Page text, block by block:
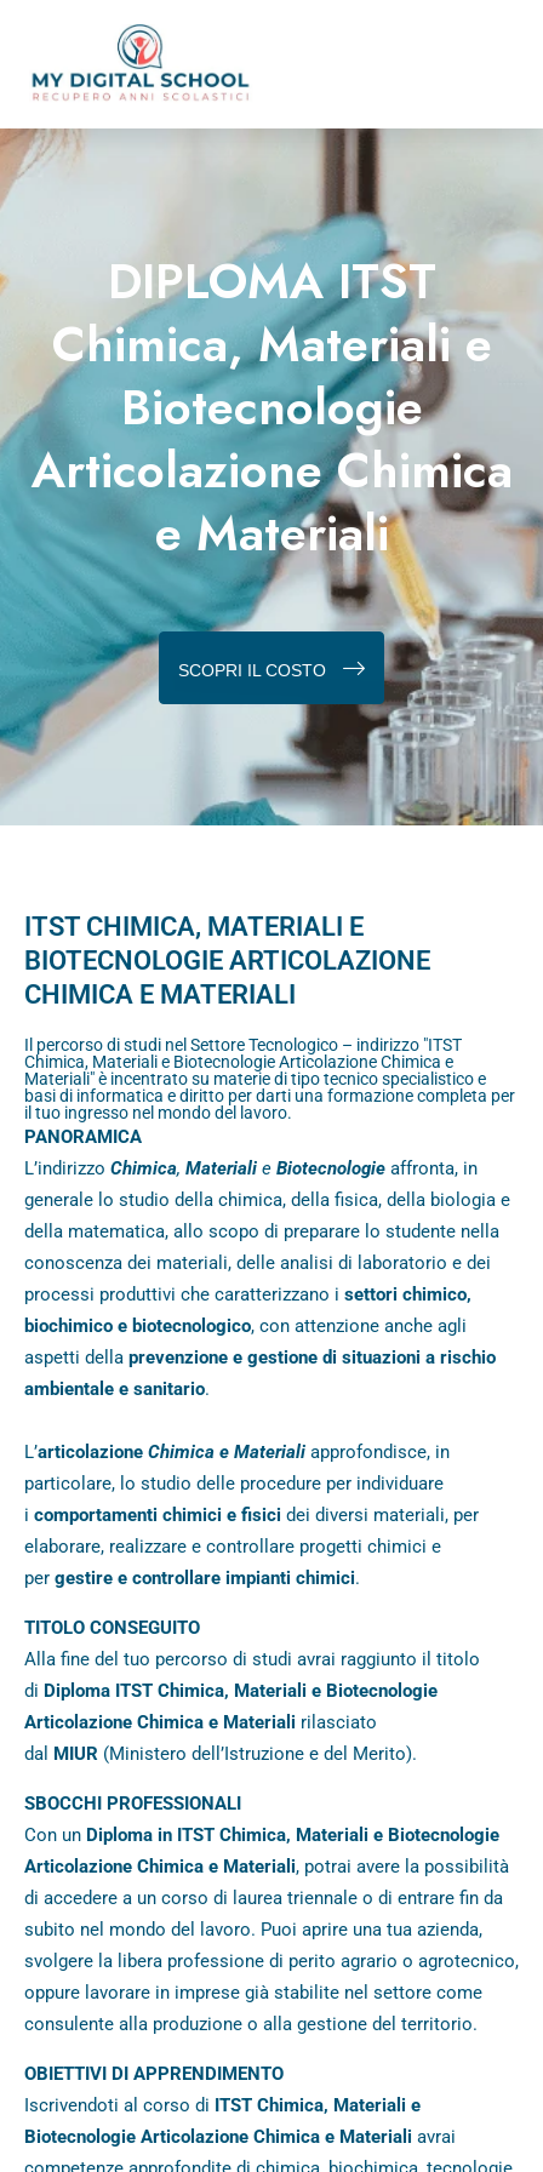
DIPLOMA ITST
Chimica, Materiali e
Biotecnologie
Articolazione Chimica
e Materiali
SCOPRI IL COSTO
ITST CHIMICA, MATERIALI E
BIOTECNOLOGIE ARTICOLAZIONE
CHIMICA E MATERIALI
Il percorso di studi nel Settore Tecnologico – indirizzo "ITST
Chimica, Materiali e Biotecnologie Articolazione Chimica e
Materiali" è incentrato su materie di tipo tecnico specialistico e
basi di informatica e diritto per darti una formazione completa per
il tuo ingresso nel mondo del lavoro.
PANORAMICA
L’indirizzo Chimica, Materiali e Biotecnologie affronta, in
generale lo studio della chimica, della fisica, della biologia e
della matematica, allo scopo di preparare lo studente nella
conoscenza dei materiali, delle analisi di laboratorio e dei
processi produttivi che caratterizzano i settori chimico,
biochimico e biotecnologico, con attenzione anche agli
aspetti della prevenzione e gestione di situazioni a rischio
ambientale e sanitario.
L’articolazione Chimica e Materiali approfondisce, in
particolare, lo studio delle procedure per individuare
i comportamenti chimici e fisici dei diversi materiali, per
elaborare, realizzare e controllare progetti chimici e
per gestire e controllare impianti chimici.
TITOLO CONSEGUITO
Alla fine del tuo percorso di studi avrai raggiunto il titolo
di Diploma ITST Chimica, Materiali e Biotecnologie
Articolazione Chimica e Materiali rilasciato
dal MIUR (Ministero dell’Istruzione e del Merito).
SBOCCHI PROFESSIONALI
Con un Diploma in ITST Chimica, Materiali e Biotecnologie
Articolazione Chimica e Materiali, potrai avere la possibilità
di accedere a un corso di laurea triennale o di entrare fin da
subito nel mondo del lavoro. Puoi aprire una tua azienda,
svolgere la libera professione di perito agrario o agrotecnico,
oppure lavorare in imprese già stabilite nel settore come
consulente alla produzione o alla gestione del territorio.
OBIETTIVI DI APPRENDIMENTO
Iscrivendoti al corso di ITST Chimica, Materiali e
Biotecnologie Articolazione Chimica e Materiali avrai